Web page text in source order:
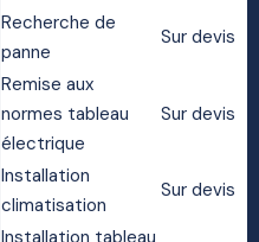
Recherche de
panne
Sur devis
Remise aux
normes tableau
électrique
Sur devis
Installation
climatisation
Sur devis
Installation tableau